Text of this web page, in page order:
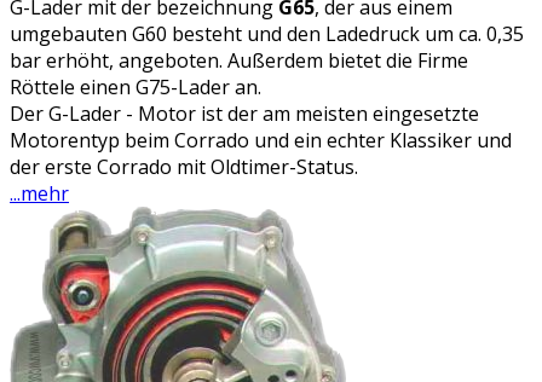
G-Lader mit der bezeichnung G65, der aus einem
umgebauten G60 besteht und den Ladedruck um ca. 0,35
bar erhöht, angeboten. Außerdem bietet die Firme
Röttele einen G75-Lader an.
Der G-Lader - Motor ist der am meisten eingesetzte
Motorentyp beim Corrado und ein echter Klassiker und
der erste Corrado mit Oldtimer-Status.
...mehr